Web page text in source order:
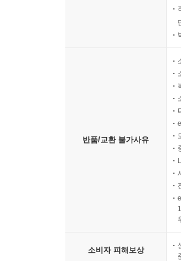
반품/교환 불가사유
소비자 피해보상